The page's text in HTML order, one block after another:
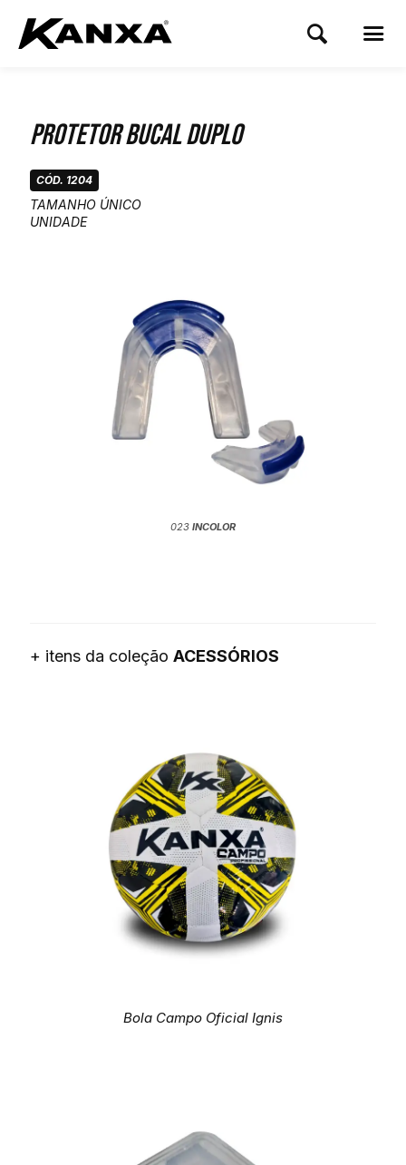
Protetor Bucal Duplo
CÓD. 1204
TAMANHO ÚNICO
UNIDADE
023 INCOLOR
+ itens da coleção ACESSÓRIOS
Bola Campo Oficial Ignis